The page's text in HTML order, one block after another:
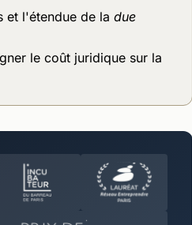
et l'étendue de la due
le coût juridique sur la